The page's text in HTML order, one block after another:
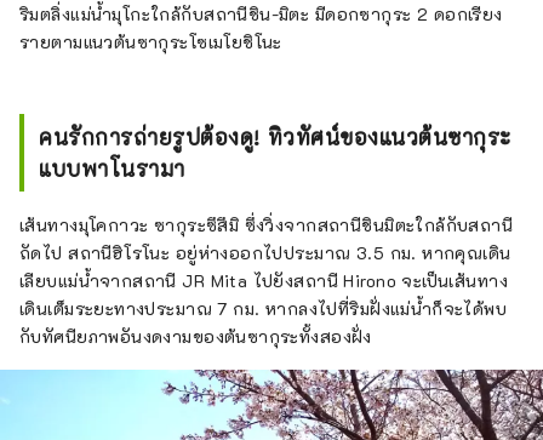
ริมตลิ่งแม่น้ำมุโกะใกล้กับสถานีชิน-มิตะ มีดอกซากุระ 2 ดอกเรียง
รายตามแนวต้นซากุระโซเมโยชิโนะ
คนรักการถ่ายรูปต้องดู! ทิวทัศน์ของแนวต้นซากุระ
แบบพาโนรามา
เส้นทางมุโคกาวะ ซากุระซึสึมิ ซึ่งวิ่งจากสถานีชินมิตะใกล้กับสถานี
ถัดไป สถานีฮิโรโนะ อยู่ห่างออกไปประมาณ 3.5 กม. หากคุณเดิน
เลียบแม่น้ำจากสถานี JR Mita ไปยังสถานี Hirono จะเป็นเส้นทาง
เดินเต็มระยะทางประมาณ 7 กม. หากลงไปที่ริมฝั่งแม่น้ำก็จะได้พบ
กับทัศนียภาพอันงดงามของต้นซากุระทั้งสองฝั่ง